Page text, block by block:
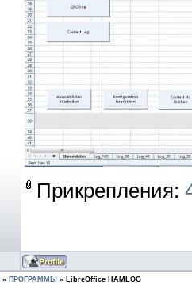
Прикрепления:
» ПРОГРАММЫ » LibreOffice HAMLOG